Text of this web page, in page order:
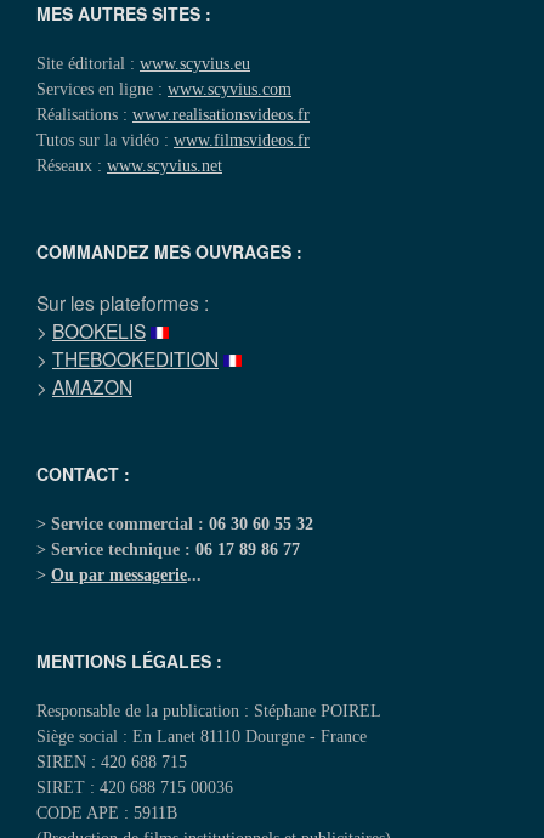
MES AUTRES SITES :
Site éditorial : www.scyvius.eu
Services en ligne : www.scyvius.com
Réalisations : www.realisationsvideos.fr
Tutos sur la vidéo : www.filmsvideos.fr
Réseaux : www.scyvius.net
COMMANDEZ MES OUVRAGES :
Sur les plateformes :
> BOOKELIS
> THEBOOKEDITION
> AMAZON
CONTACT :
> Service commercial : 06 30 60 55 32
> Service technique : 06 17 89 86 77
> Ou par messagerie...
MENTIONS LÉGALES :
Responsable de la publication : Stéphane POIREL
Siège social : En Lanet 81110 Dourgne - France
SIREN : 420 688 715
SIRET : 420 688 715 00036
CODE APE : 5911B